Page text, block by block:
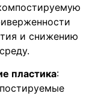
и снижению
пластика: